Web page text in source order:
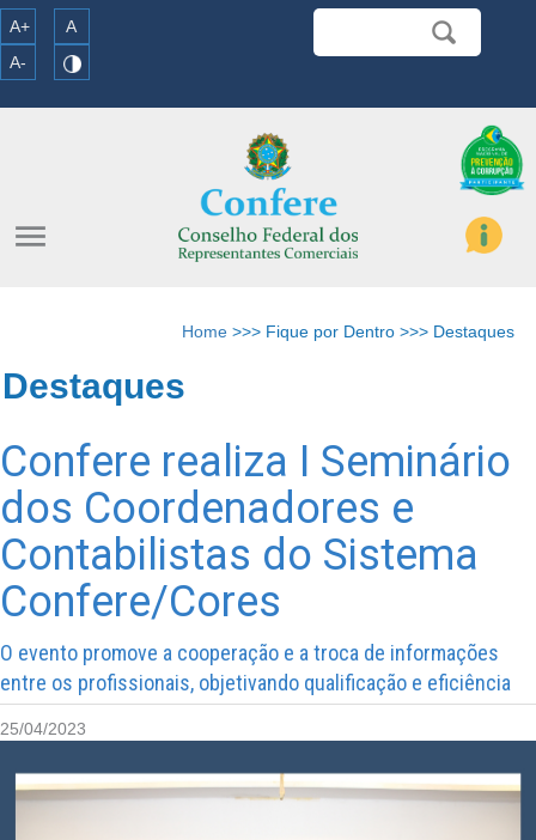
A+
A
A-
menu
Home >>> Fique por Dentro >>> Destaques
Destaques
Confere realiza I Seminário
dos Coordenadores e
Contabilistas do Sistema
Confere/Cores
O evento promove a cooperação e a troca de informações
entre os profissionais, objetivando qualificação e eficiência
25/04/2023